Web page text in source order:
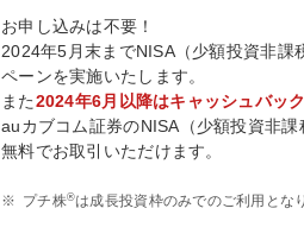
お申し込みは不要！
2024年5月末までNISA（少額投資非課
ペーンを実施いたします。
また2024年6月以降はキャッシュバッ
auカブコム証券のNISA（少額投資非
無料でお取引いただけます。
※ プチ株®は成長投資枠のみでのご利用とな